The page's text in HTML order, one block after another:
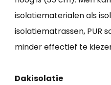
isolatiematerialen als
isolatiematrassen, PUR
minder effectief te
Dakisolatie